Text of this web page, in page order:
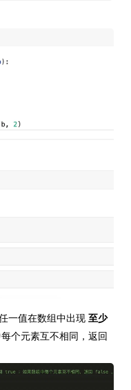
一值在数组中出现 至少
每个元素互不相同，返回